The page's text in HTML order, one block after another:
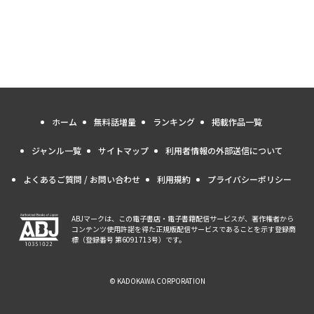
ホーム 無料話増量 ランキング 掲載作品一覧
ジャンル一覧 サイトマップ 利用者情報の外部送信について
よくあるご質問 / お問い合わせ 利用規約 プライバシーポリシー
ABJマークは、この電子書店・電子書籍配信サービスが、著作権者から
コンテンツ使用許諾を得た正規版配信サービスであることを示す登録商
標（登録番号 第6091713号）です。
© KADOKAWA CORPORATION